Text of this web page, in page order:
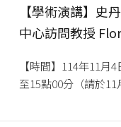
【學術演講】史
中心訪問教授
Lessons from
【時間】114年11月
至15點00分（請於
講堂